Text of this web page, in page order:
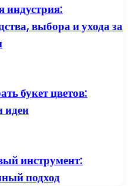
индустрия:
выбора и ухода за
букет цветов:
идеи
инструмент:
подход